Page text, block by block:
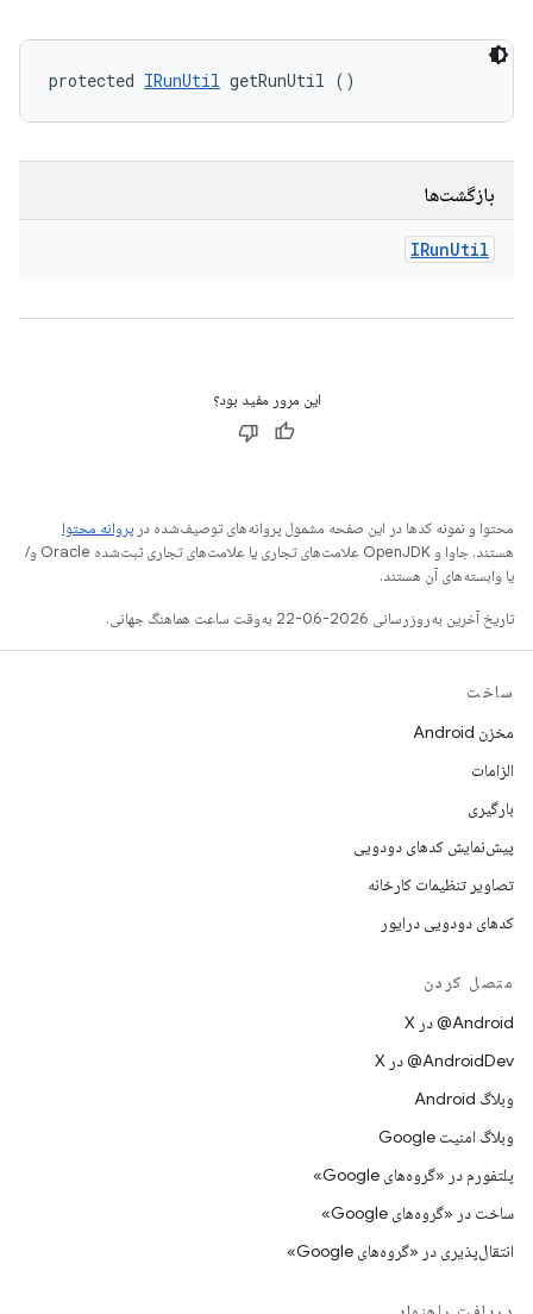
protected IRunUtil getRunUtil ()
بازگشت‌ها
IRunUtil
این مرور مفید بود؟
محتوا و نمونه کدها در این صفحه مشمول پروانه‌های توصیف‌شده در پروانه محتوا
هستند. جاوا و OpenJDK علامت‌های تجاری یا علامت‌های تجاری ثبت‌شده Oracle و/
یا وابسته‌های آن هستند.
تاریخ آخرین به‌روزرسانی 2026-06-22 به‌وقت ساعت هماهنگ جهانی.
ساخت
مخزن Android
الزامات
بارگیری
پیش‌نمایش کدهای دودویی
تصاویر تنظیمات کارخانه
کدهای دودویی درایور
متصل کردن
‫‎@Android در X
‫‎@AndroidDev در X
وبلاگ Android
وبلاگ امنیت Google
پلتفورم در «گروه‌های Google»
ساخت در «گروه‌های Google»
انتقال‌پذیری در «گروه‌های Google»